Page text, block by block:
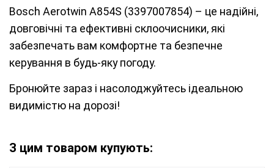
Bosch Aerotwin A854S (3397007854) – це надійні,
довговічні та ефективні склоочисники, які
забезпечать вам комфортне та безпечне
керування в будь-яку погоду.
Бронюйте зараз і насолоджуйтесь ідеальною
видимістю на дорозі!
З цим товаром купують: